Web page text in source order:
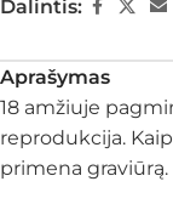
Dalintis:
Aprašymas
18 amžiuje
reprodukcija.
primena graviūrą.